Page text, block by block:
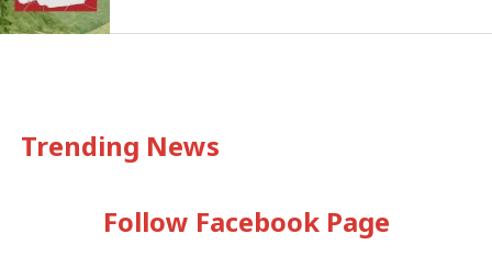
Trending News
Follow Facebook Page